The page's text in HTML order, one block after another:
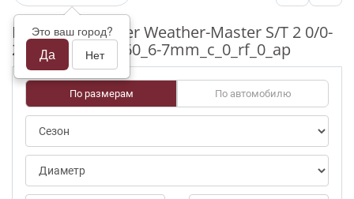
Это ваш город?
Да Нет
Шины бу Cooper Weather-Master S/T 2 0/0-
25pct R17_215_60_6-7mm_c_0_rf_0_ap
По размерам По автомобилю